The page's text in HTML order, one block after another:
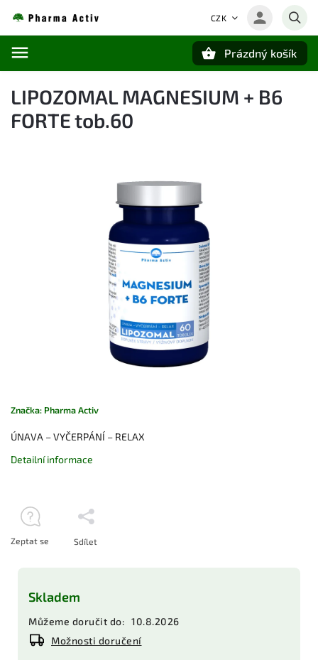
CZK
Prázdný košík
LIPOZOMAL MAGNESIUM + B6
FORTE tob.60
Značka: Pharma Activ
Skladem
Můžeme doručit do: 10.8.2026
Možnosti doručení
ÚNAVA – VYČERPÁNÍ – RELAX
Detailní informace
Zeptat se Sdílet